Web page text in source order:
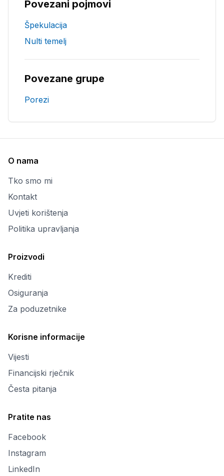
Povezani pojmovi
Špekulacija
Nulti temelj
Povezane grupe
Porezi
O nama
Tko smo mi
Kontakt
Uvjeti korištenja
Politika upravljanja
Proizvodi
Krediti
Osiguranja
Za poduzetnike
Korisne informacije
Vijesti
Financijski rječnik
Česta pitanja
Pratite nas
Facebook
Instagram
LinkedIn